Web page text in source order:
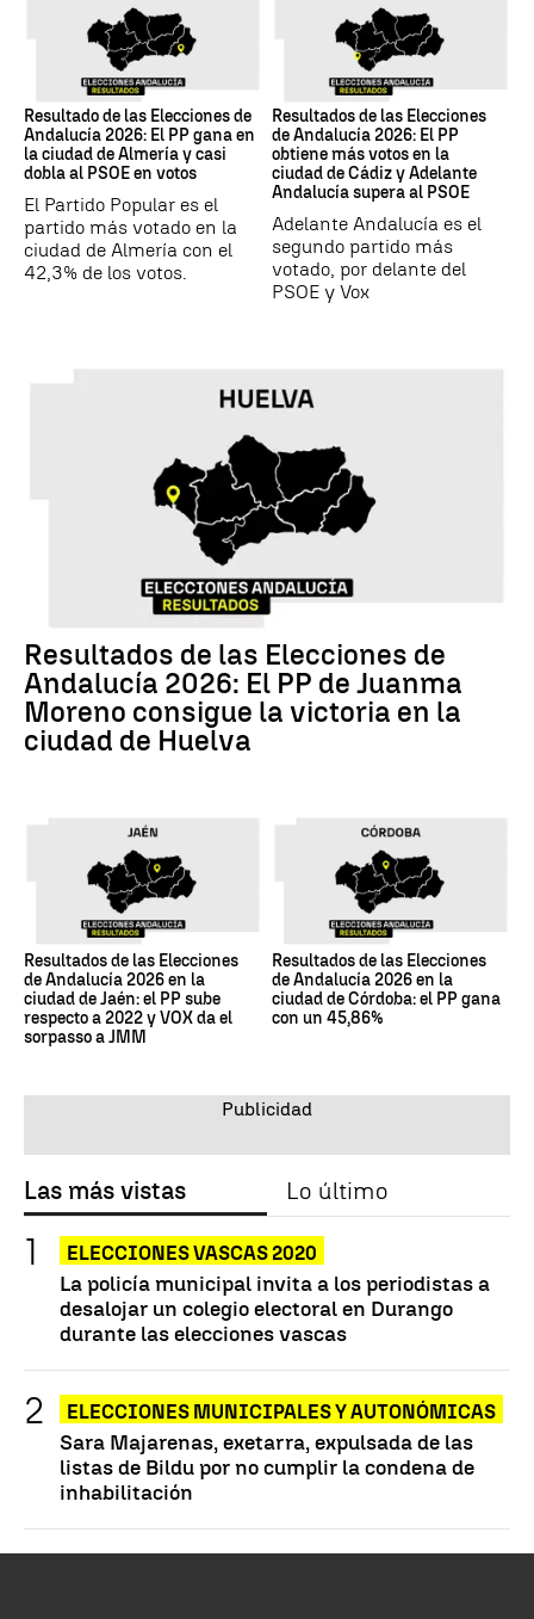
Resultado de las Elecciones de
Andalucía 2026: El PP gana en
la ciudad de Almería y casi
dobla al PSOE en votos
El Partido Popular es el
partido más votado en la
ciudad de Almería con el
42,3% de los votos.
Resultados de las Elecciones
de Andalucía 2026: El PP
obtiene más votos en la
ciudad de Cádiz y Adelante
Andalucía supera al PSOE
Adelante Andalucía es el
segundo partido más
votado, por delante del
PSOE y Vox
Resultados de las Elecciones de
Andalucía 2026: El PP de Juanma
Moreno consigue la victoria en la
ciudad de Huelva
Resultados de las Elecciones
de Andalucía 2026 en la
ciudad de Jaén: el PP sube
respecto a 2022 y VOX da el
sorpasso a JMM
Resultados de las Elecciones
de Andalucía 2026 en la
ciudad de Córdoba: el PP gana
con un 45,86%
Las más vistas Lo último
ELECCIONES VASCAS 2020
La policía municipal invita a los periodistas a
desalojar un colegio electoral en Durango
durante las elecciones vascas
ELECCIONES MUNICIPALES Y AUTONÓMICAS
Sara Majarenas, exetarra, expulsada de las
listas de Bildu por no cumplir la condena de
inhabilitación